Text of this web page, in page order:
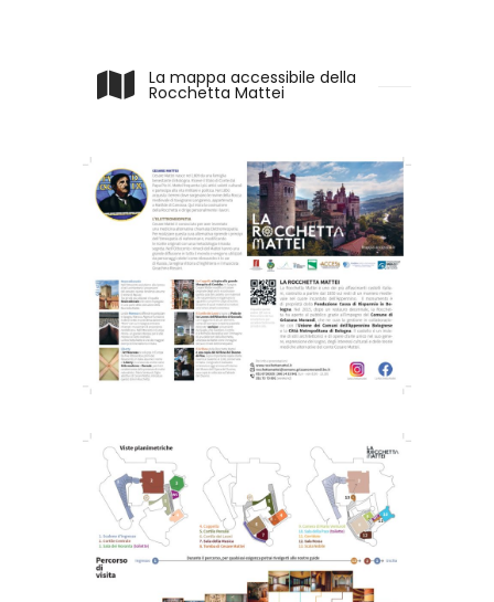
La mappa accessibile della
Rocchetta Mattei